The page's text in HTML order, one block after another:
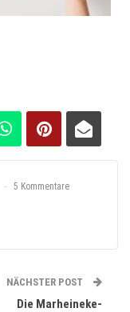
5 Kommentare
NÄCHSTER POST
Die Marheineke-